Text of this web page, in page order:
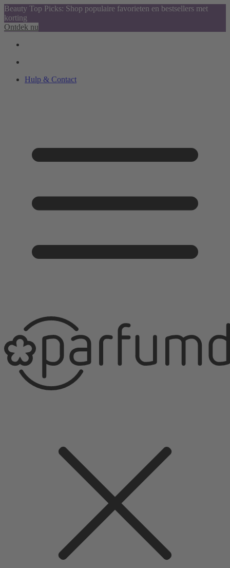
Beauty Top Picks: Shop populaire favorieten en bestsellers met
korting
Ontdek nu
Hulp & Contact